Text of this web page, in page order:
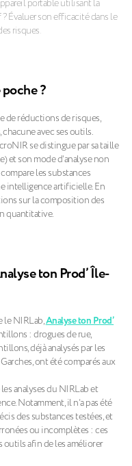
portable utilisant la
Évaluer son efficacité dans le
risques.
?
de réductions de risques,
avec ses outils.
se distingue par sa taille
et son mode d’analyse non
les substances
intelligence artificielle. En
sur la composition des
quantitative.
ton Prod’ Île-
le NIRLab,Analyse ton Prod’
: drogues de rue,
déjà analysés par les
ont été comparés aux
analyses du NIRLab et
Notamment, il n’a pas été
des substances testées, et
ou incomplètes : ces
outils afin de les améliorer